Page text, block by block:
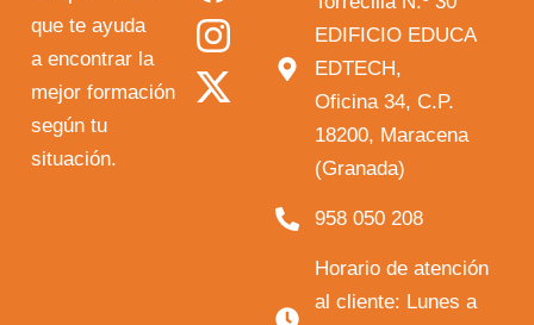
que te ayuda
a encontrar la
mejor formación
según tu
situación.
t
u
e
b
t
a
w
i
EDIFICIO EDUCA
EDTECH,
Oficina 34, C.P.
18200, Maracena
(Granada)
958 050 208
Horario de atención
al cliente: Lunes a